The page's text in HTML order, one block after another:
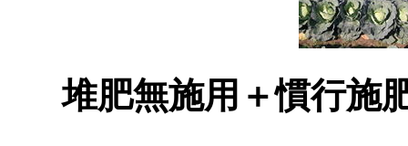
堆肥無施用＋慣行施